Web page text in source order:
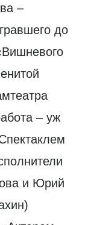
–
до
– уж
и Юрий